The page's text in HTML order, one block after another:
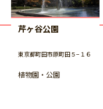
芹ヶ谷公園
東京都町田市原町田５−１６
植物園・公園